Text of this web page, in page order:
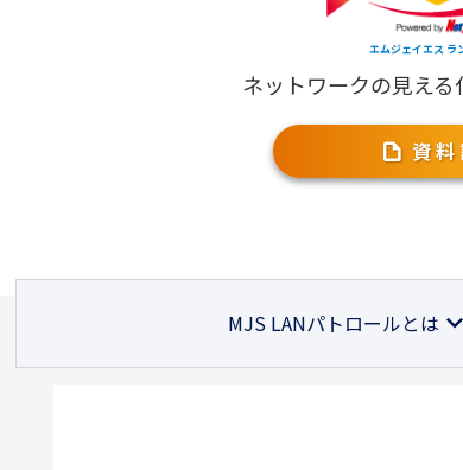
エムジェイエス ラ
ネットワークの見える
資
MJS LANパトロールとは